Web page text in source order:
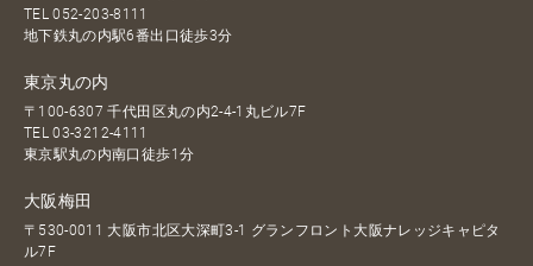
TEL052-203-8111
地下鉄丸の内駅6番出口徒歩3分
東京丸の内
〒100-6307 千代田区丸の内2-4-1丸ビル7F
TEL03-3212-4111
東京駅丸の内南口徒歩1分
大阪梅田
〒530-0011 大阪市北区大深町3-1 グランフロント大阪ナレッジキャピタ
ル7F